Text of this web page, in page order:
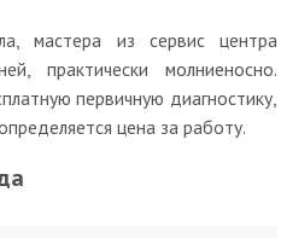
мастера из сервис центра
практически молниеносно.
первичную диагностику,
цена за работу.